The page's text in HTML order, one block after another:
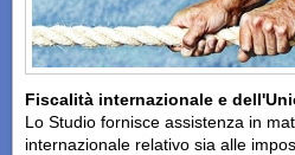
Fiscalità internazionale e
Lo Studio fornisce assistenza in
internazionale relativo sia alle